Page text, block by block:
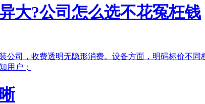
大?公司怎么选不花冤枉钱
公司，收费透明无隐形消费。设备方面，明码标价不
用户；